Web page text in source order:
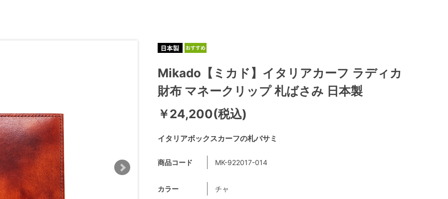
イタリアボックスカーフの札バサミ
Mikado【ミカド】イタリアカーフ ラディカ
財布 マネークリップ 札ばさみ 日本製
￥24,200(税込)
商品コード MK-922017-014
カラー チャ